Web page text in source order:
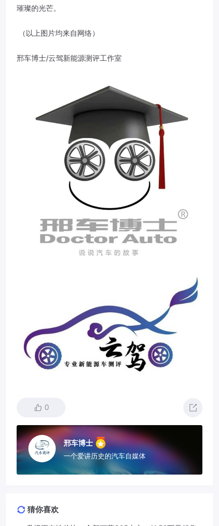
璀璨的光芒。
（以上图片均来自网络）
邢车博士/云驾新能源测评工作室
0
邢车博士
一个爱讲历史的汽车自媒体
猜你喜欢